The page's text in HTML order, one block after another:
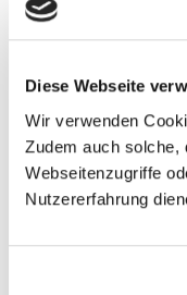
Diese Webseite
Wir verwenden
Zudem auch solche,
Webseitenzugriffe
Nutzererfahrung
Unsere Reisen und
+49